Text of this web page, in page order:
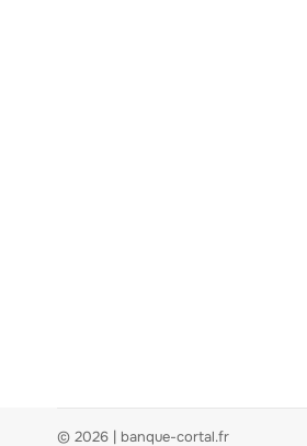
© 2026 | banque-cortal.fr